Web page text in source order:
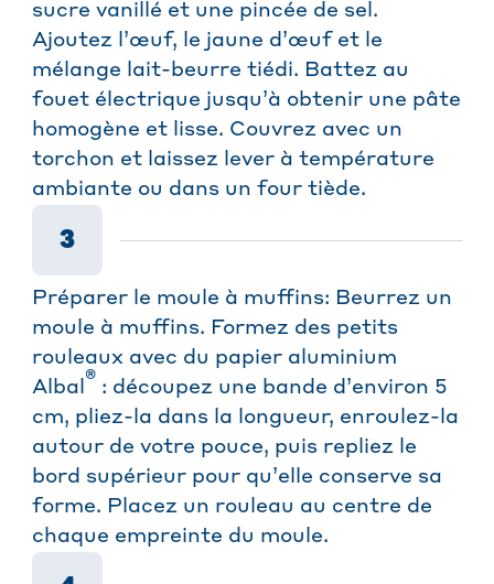
sucre vanillé et une pincée de sel.
Ajoutez l’œuf, le jaune d’œuf et le
mélange lait-beurre tiédi. Battez au
fouet électrique jusqu’à obtenir une pâte
homogène et lisse. Couvrez avec un
torchon et laissez lever à température
ambiante ou dans un four tiède.
3
Préparer le moule à muffins: Beurrez un
moule à muffins. Formez des petits
rouleaux avec du papier aluminium
Albal ® : découpez une bande d’environ 5
cm, pliez-la dans la longueur, enroulez-la
autour de votre pouce, puis repliez le
bord supérieur pour qu’elle conserve sa
forme. Placez un rouleau au centre de
chaque empreinte du moule.